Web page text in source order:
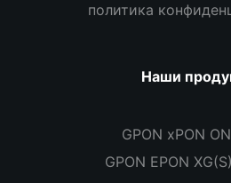
политика
Наши
GPON xPON
GPON EPON